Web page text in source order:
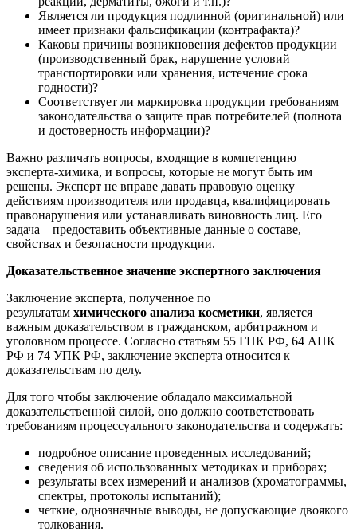
Является ли продукция подлинной (оригинальной) или
имеет признаки фальсификации (контрафакта)?
Каковы причины возникновения дефектов продукции
(производственный брак, нарушение условий
транспортировки или хранения, истечение срока
годности)?
Соответствует ли маркировка продукции требованиям
законодательства о защите прав потребителей (полнота
и достоверность информации)?
Важно различать вопросы, входящие в компетенцию
эксперта-химика, и вопросы, которые не могут быть им
решены. Эксперт не вправе давать правовую оценку
действиям производителя или продавца, квалифицировать
правонарушения или устанавливать виновность лиц. Его
задача – предоставить объективные данные о составе,
свойствах и безопасности продукции.
Доказательственное значение экспертного заключения
Заключение эксперта, полученное по
результатам химического анализа косметики, является
важным доказательством в гражданском, арбитражном и
уголовном процессе. Согласно статьям 55 ГПК РФ, 64 АПК
РФ и 74 УПК РФ, заключение эксперта относится к
доказательствам по делу.
Для того чтобы заключение обладало максимальной
доказательственной силой, оно должно соответствовать
требованиям процессуального законодательства и содержать:
подробное описание проведенных исследований;
сведения об использованных методиках и приборах;
результаты всех измерений и анализов (хроматограммы,
спектры, протоколы испытаний);
четкие, однозначные выводы, не допускающие двоякого
толкования.